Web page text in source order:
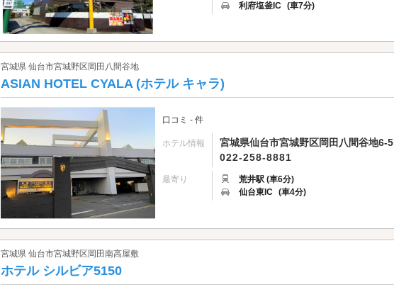
利府塩釜IC (車7分)
宮城県 仙台市宮城野区岡田八間谷地
ASIAN HOTEL CYALA (ホテル キャラ)
口コミ - 件
ホテル情報
宮城県仙台市宮城野区岡田八間谷地6-5
022-258-8881
最寄り
荒井駅 (車6分)
仙台東IC (車4分)
宮城県 仙台市宮城野区岡田南高屋敷
ホテル シルビア5150